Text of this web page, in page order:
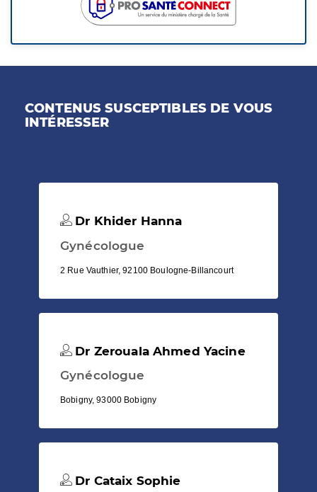
CONTENUS SUSCEPTIBLES DE VOUS
INTÉRESSER
Dr Khider Hanna
Gynécologue
2 Rue Vauthier, 92100 Boulogne-Billancourt
Dr Zerouala Ahmed Yacine
Gynécologue
Bobigny, 93000 Bobigny
Dr Cataix Sophie